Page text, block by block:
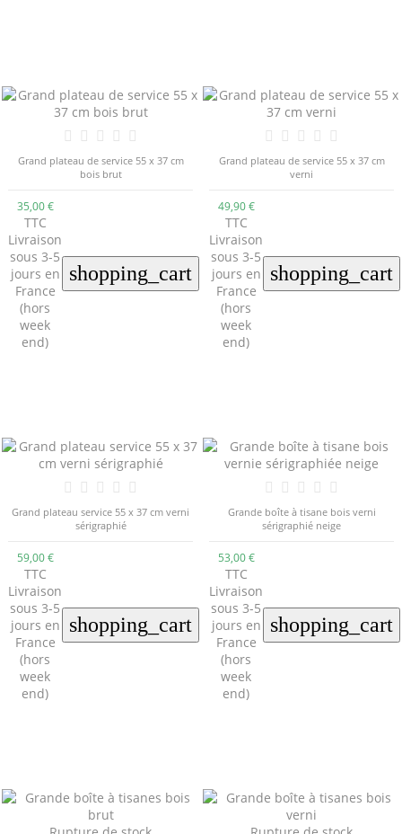
Grand plateau de service 55 x 37 cm
bois brut
35,00 €
TTC
Livraison
sous 3-5
jours en
France
(hors
week
end)
shopping_cart
Grand plateau de service 55 x 37 cm
verni
49,90 €
TTC
Livraison
sous 3-5
jours en
France
(hors
week
end)
shopping_cart
Grand plateau service 55 x 37 cm verni
sérigraphié
59,00 €
TTC
Livraison
sous 3-5
jours en
France
(hors
week
end)
shopping_cart
Grande boîte à tisane bois verni
sérigraphié neige
53,00 €
TTC
Livraison
sous 3-5
jours en
France
(hors
week
end)
shopping_cart